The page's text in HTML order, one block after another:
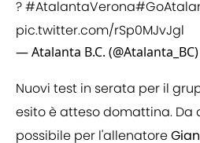
?#AtalantaVerona
pic.twitter.com/rSp0MJvJgl
— Atalanta B.C. (@Atalanta_BC)
Nuovi test in serata per il
esito è atteso domattina. Da
possibile per l'allenatore